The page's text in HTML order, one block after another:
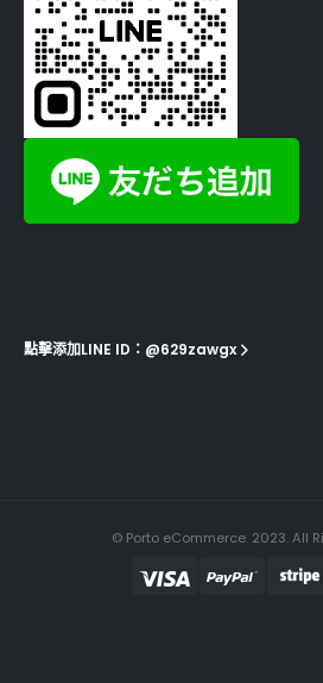
點擊添加LINE ID：@629zawgx
© Porto eCommerce. 2023. All